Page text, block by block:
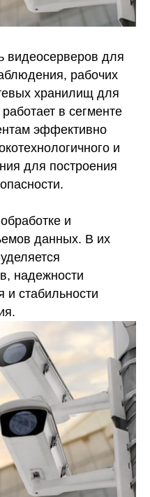
видеосерверов для
рабочих
хранилищ для
в сегменте
эффективно
и
для построения
и
данных. В их
надежности
и стабильности